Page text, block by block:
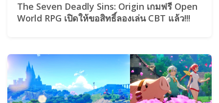
The Seven Deadly Sins: Origin เกมฟรี Open
World RPG เปิดให้ขอสิทธิ์ลองเล่น CBT แล้ว!!!